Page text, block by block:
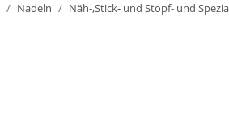
Nadeln Näh-,Stick- und Stopf- und